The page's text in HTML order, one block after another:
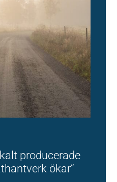
producerade
ökar”